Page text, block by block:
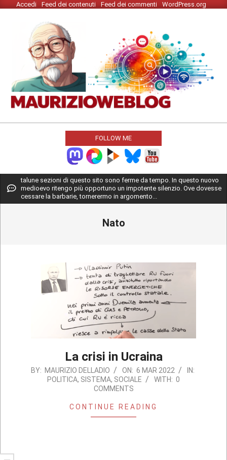
Skip Accedi Feed dei contenuti Feed dei commenti WordPress.org
MAURIZIO
WEBLOG
FOLLOW ME
Primary
Navigation
Menu
talune sezioni di questo sito sono ferme da tempo. In questo nuovo
medioevo ritengo più opportuno un impotente silenzio. Ove dovesse
cessare la barbarie, tornerermo in argomento...
Nato
La crisi in Ucraina
2022-
BY: MAURIZIO DELLADIO ON: 6 MAR 2022
IN:
POLITICA, SISTEMA, SOCIALE WITH: 0
COMMENTS
CONTINUE READING